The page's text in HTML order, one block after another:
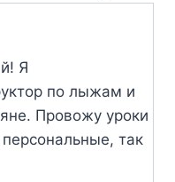
Я
по лыжам и
Провожу уроки
так